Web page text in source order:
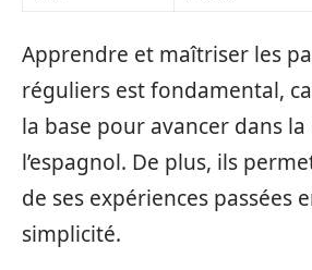
Apprendre et maîtriser les
réguliers est fondamental,
la base pour avancer dans
l’espagnol. De plus, ils
de ses expériences passées
simplicité.